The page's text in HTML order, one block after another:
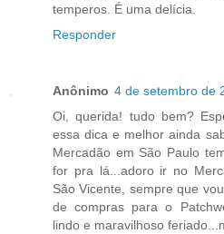
temperos. É uma delícia.
Responder
Anônimo 4 de setembro de
Oi, querida! tudo bem?
essa dica e melhor ainda
Mercadão em São Paulo
for pra lá...adoro ir no
São Vicente, sempre que
de compras para o
lindo e maravilhoso